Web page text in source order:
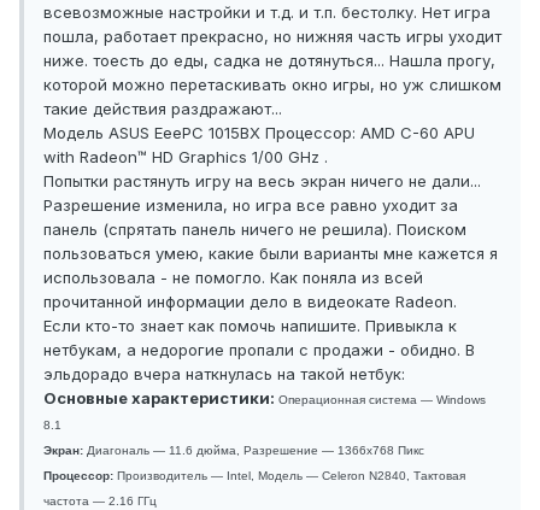
всевозможные настройки и т.д. и т.п. бестолку. Нет игра
пошла, работает прекрасно, но нижняя часть игры уходит
ниже. тоесть до еды, садка не дотянуться... Нашла прогу,
которой можно перетаскивать окно игры, но уж слишком
такие действия раздражают...
Модель ASUS EeePC 1015BX Процессор: AMD C-60 APU
with Radeon™ HD Graphics 1/00 GHz .
Попытки растянуть игру на весь экран ничего не дали...
Разрешение изменила, но игра все равно уходит за
панель (спрятать панель ничего не решила). Поиском
пользоваться умею, какие были варианты мне кажется я
использовала - не помогло. Как поняла из всей
прочитанной информации дело в видеокате Radeon.
Если кто-то знает как помочь напишите. Привыкла к
нетбукам, а недорогие пропали с продажи - обидно. В
эльдорадо вчера наткнулась на такой нетбук:
Основные характеристики: Операционная система — Windows
8.1
Экран: Диагональ — 11.6 дюйма, Разрешение — 1366x768 Пикс
Процессор: Производитель — Intel, Модель — Celeron N2840, Тактовая
частота — 2.16 ГГц